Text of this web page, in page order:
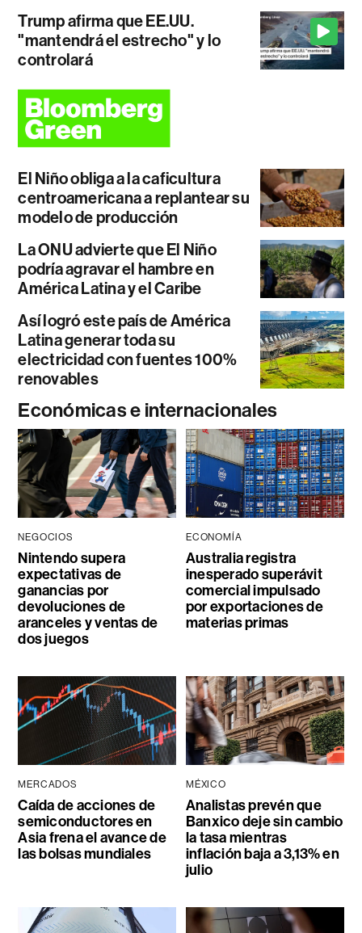
Trump afirma que EE.UU.
"mantendrá el estrecho" y lo
controlará
El Niño obliga a la caficultura
centroamericana a replantear su
modelo de producción
La ONU advierte que El Niño
podría agravar el hambre en
América Latina y el Caribe
Así logró este país de América
Latina generar toda su
electricidad con fuentes 100%
renovables
Económicas e internacionales
NEGOCIOS
Nintendo supera
expectativas de
ganancias por
devoluciones de
aranceles y ventas de
dos juegos
ECONOMÍA
Australia registra
inesperado superávit
comercial impulsado
por exportaciones de
materias primas
MERCADOS
Caída de acciones de
semiconductores en
Asia frena el avance de
las bolsas mundiales
MÉXICO
Analistas prevén que
Banxico deje sin cambio
la tasa mientras
inflación baja a 3,13% en
julio